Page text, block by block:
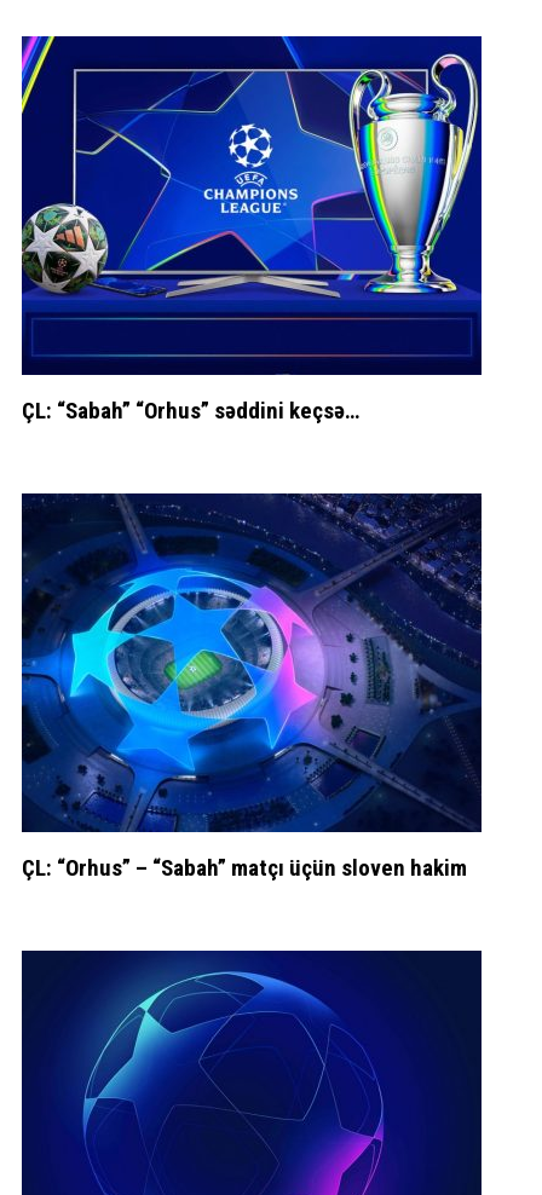
ÇL: “Sabah” “Orhus” səddini keçsə…
ÇL: “Orhus” – “Sabah” matçı üçün sloven hakim